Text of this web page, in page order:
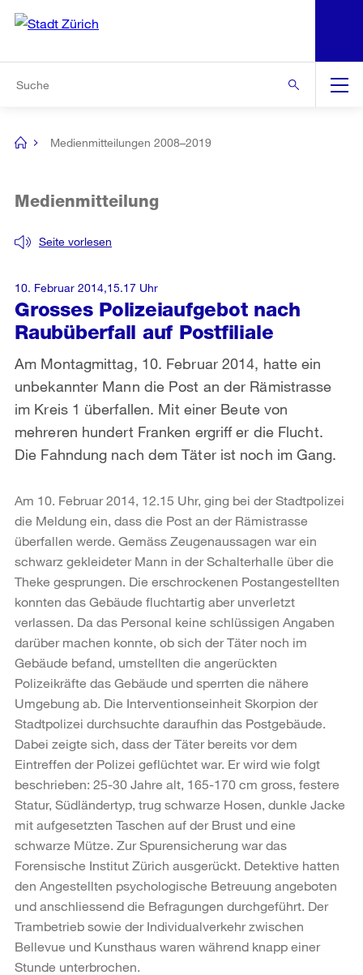
Navigation
[no
Medienmitteilungen 2008–2019
Grosses Polizeiaufgebot nach
Raubüberfall auf Postfiliale
Seite vorlesen
Medienmitteilung
Am Montagmittag, 10. Februar 2014, hatte ein
unbekannter Mann die Post an der Rämistrasse
im Kreis 1 überfallen. Mit einer Beute von
mehreren hundert Franken ergriff er die Flucht.
Die Fahndung nach dem Täter ist noch im Gang.
10. Februar 2014,15.17 Uhr
Am 10. Februar 2014, 12.15 Uhr, ging bei der Stadtpolizei
die Meldung ein, dass die Post an der Rämistrasse
überfallen werde. Gemäss Zeugenaussagen war ein
schwarz gekleideter Mann in der Schalterhalle über die
Theke gesprungen. Die erschrockenen Postangestellten
konnten das Gebäude fluchtartig aber unverletzt
verlassen. Da das Personal keine schlüssigen Angaben
darüber machen konnte, ob sich der Täter noch im
Gebäude befand, umstellten die angerückten
Polizeikräfte das Gebäude und sperrten die nähere
Umgebung ab. Die Interventionseinheit Skorpion der
Stadtpolizei durchsuchte daraufhin das Postgebäude.
Dabei zeigte sich, dass der Täter bereits vor dem
Eintreffen der Polizei geflüchtet war. Er wird wie folgt
beschrieben: 25-30 Jahre alt, 165-170 cm gross, festere
Statur, Südländertyp, trug schwarze Hosen, dunkle Jacke
mit aufgesetzten Taschen auf der Brust und eine
schwarze Mütze. Zur Spurensicherung war das
Forensische Institut Zürich ausgerückt. Detektive hatten
den Angestellten psychologische Betreuung angeboten
und anschliessend die Befragungen durchgeführt. Der
Trambetrieb sowie der Individualverkehr zwischen
Bellevue und Kunsthaus waren während knapp einer
Stunde unterbrochen.